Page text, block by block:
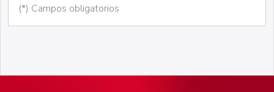
(*) Campos obligatorios